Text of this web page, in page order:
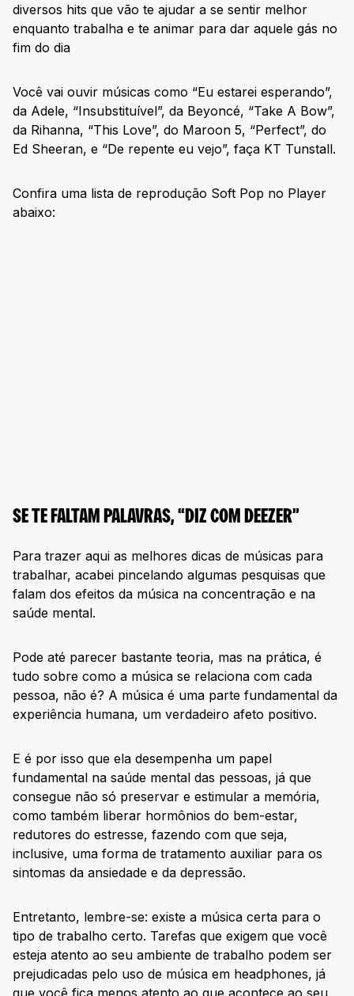
diversos hits que vão te ajudar a se sentir melhor
enquanto trabalha e te animar para dar aquele gás no
fim do dia
Você vai ouvir músicas como “Eu estarei esperando”,
da Adele, “Insubstituível”, da Beyoncé, “Take A Bow”,
da Rihanna, “This Love”, do Maroon 5, “Perfect”, do
Ed Sheeran, e “De repente eu vejo”, faça KT Tunstall.
Confira uma lista de reprodução Soft Pop no Player
abaixo:
SE TE FALTAM PALAVRAS, “DIZ COM DEEZER”
Para trazer aqui as melhores dicas de músicas para
trabalhar, acabei pincelando algumas pesquisas que
falam dos efeitos da música na concentração e na
saúde mental.
Pode até parecer bastante teoria, mas na prática, é
tudo sobre como a música se relaciona com cada
pessoa, não é? A música é uma parte fundamental da
experiência humana, um verdadeiro afeto positivo.
E é por isso que ela desempenha um papel
fundamental na saúde mental das pessoas, já que
consegue não só preservar e estimular a memória,
como também liberar hormônios do bem-estar,
redutores do estresse, fazendo com que seja,
inclusive, uma forma de tratamento auxiliar para os
sintomas da ansiedade e da depressão.
Entretanto, lembre-se: existe a música certa para o
tipo de trabalho certo. Tarefas que exigem que você
esteja atento ao seu ambiente de trabalho podem ser
prejudicadas pelo uso de música em headphones, já